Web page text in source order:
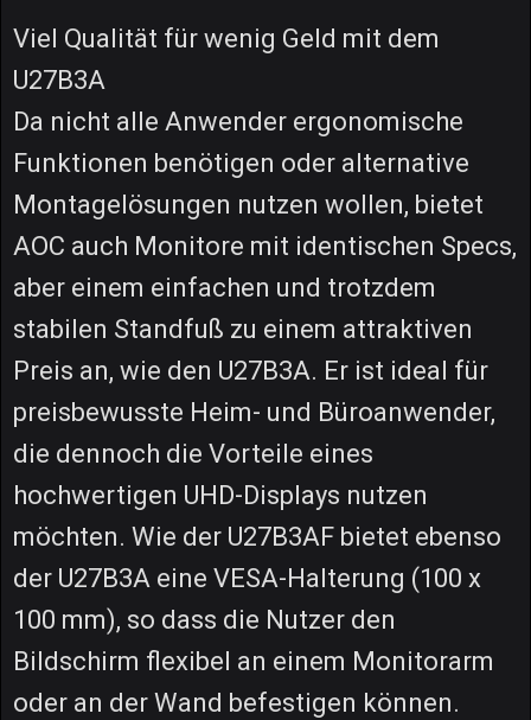
Viel Qualität für wenig Geld mit dem
U27B3A
Da nicht alle Anwender ergonomische
Funktionen benötigen oder alternative
Montagelösungen nutzen wollen, bietet
AOC auch Monitore mit identischen Specs,
aber einem einfachen und trotzdem
stabilen Standfuß zu einem attraktiven
Preis an, wie den U27B3A. Er ist ideal für
preisbewusste Heim- und Büroanwender,
die dennoch die Vorteile eines
hochwertigen UHD-Displays nutzen
möchten. Wie der U27B3AF bietet ebenso
der U27B3A eine VESA-Halterung (100 x
100 mm), so dass die Nutzer den
Bildschirm flexibel an einem Monitorarm
oder an der Wand befestigen können.